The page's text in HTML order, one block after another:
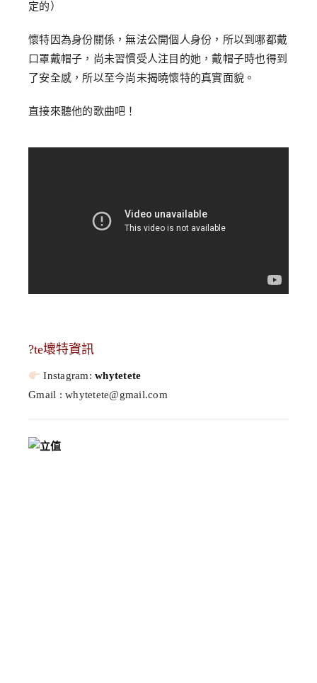
定的）
懷特因為身份關係，無法公開個人身份，所以到哪都戴
口罩戴帽子，尚未習慣受人注目的她，戴帽子時也得到
了安全感，所以至今尚未揭曉懷特的真實面貌。
直接來聽他的歌曲吧！
?te壞特資訊
Instagram:whytetete
Gmail : whytetete@gmail.com